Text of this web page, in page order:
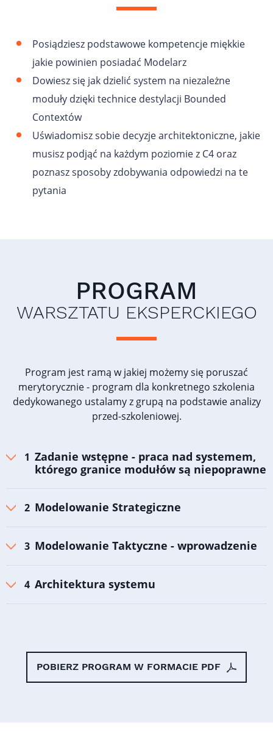
Posiądziesz podstawowe kompetencje miękkie
jakie powinien posiadać Modelarz
Dowiesz się jak dzielić system na niezależne
moduły dzięki technice destylacji Bounded
Contextów
Uświadomisz sobie decyzje architektoniczne, jakie
musisz podjąć na każdym poziomie z C4 oraz
poznasz sposoby zdobywania odpowiedzi na te
pytania
PROGRAM
WARSZTATU EKSPERCKIEGO
Program jest ramą w jakiej możemy się poruszać
merytorycznie - program dla konkretnego szkolenia
dedykowanego ustalamy z grupą na podstawie analizy
przed-szkoleniowej.
Zadanie wstępne - praca nad systemem,
którego granice modułów są niepoprawne
Modelowanie Strategiczne
Modelowanie Taktyczne - wprowadzenie
Architektura systemu
POBIERZ PROGRAM W FORMACIE PDF